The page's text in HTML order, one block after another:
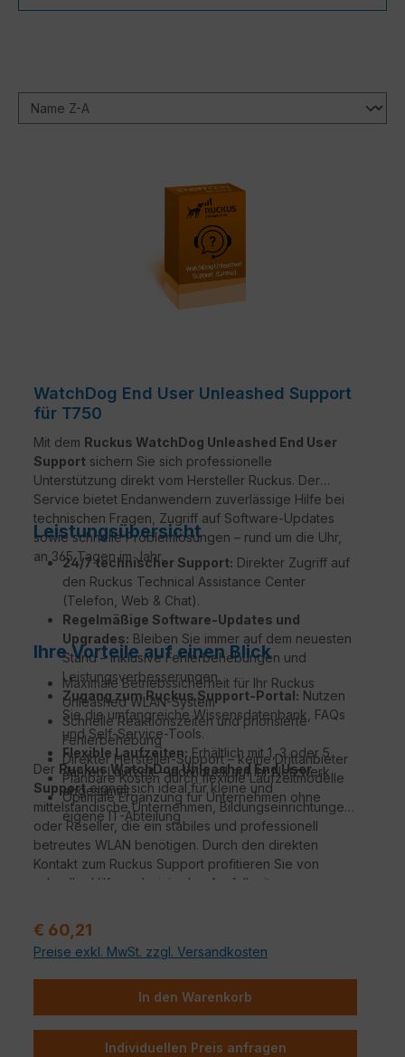
WatchDog End User Unleashed Support
für T750
Mit dem Ruckus WatchDog Unleashed End User
Support sichern Sie sich professionelle
Unterstützung direkt vom Hersteller Ruckus. Der
Service bietet Endanwendern zuverlässige Hilfe bei
technischen Fragen, Zugriff auf Software-Updates
sowie schnelle Problemlösungen – rund um die Uhr,
an 365 Tagen im Jahr.
Leistungsübersicht
24/7 technischer Support: Direkter Zugriff auf
den Ruckus Technical Assistance Center
(Telefon, Web & Chat).
Regelmäßige Software-Updates und
Upgrades: Bleiben Sie immer auf dem neuesten
Stand – inklusive Fehlerbehebungen und
Leistungsverbesserungen.
Zugang zum Ruckus Support-Portal: Nutzen
Sie die umfangreiche Wissensdatenbank, FAQs
und Self-Service-Tools.
Flexible Laufzeiten: Erhältlich mit 1, 3 oder 5
Jahren Laufzeit – individuell auf Ihr Netzwerk
abgestimmt.
Ihre Vorteile auf einen Blick
Maximale Betriebssicherheit für Ihr Ruckus
Unleashed WLAN-System
Schnelle Reaktionszeiten und priorisierte
Fehlerbehebung
Direkter Hersteller-Support – keine Drittanbieter
Planbare Kosten durch flexible Laufzeitmodelle
Optimale Ergänzung für Unternehmen ohne
eigene IT-Abteilung
Der Ruckus WatchDog Unleashed End User
Supporteignet sich ideal für kleine und
mittelständische Unternehmen, Bildungseinrichtungen
oder Reseller, die ein stabiles und professionell
betreutes WLAN benötigen. Durch den direkten
Kontakt zum Ruckus Support profitieren Sie von
schneller Hilfe und minimalen Ausfallzeiten.
Regulärer Preis:
€ 60,21
Preise exkl. MwSt. zzgl. Versandkosten
In den Warenkorb
Individuellen Preis anfragen